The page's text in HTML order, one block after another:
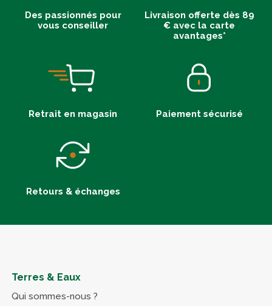
Des passionnés pour
vous conseiller
Livraison offerte dès 89
€ avec la carte
avantages*
Retrait en magasin Paiement sécurisé
Retours & échanges
Terres & Eaux
Qui sommes-nous ?